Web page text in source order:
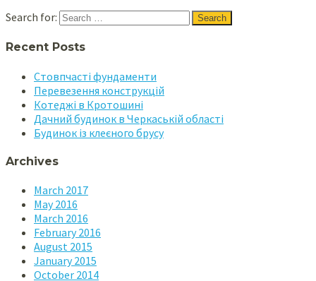
Search for:
Recent Posts
Стовпчасті фундаменти
Перевезення конструкцій
Котеджі в Кротошині
Дачний будинок в Черкаській області
Будинок із клеєного брусу
Archives
March 2017
May 2016
March 2016
February 2016
August 2015
January 2015
October 2014